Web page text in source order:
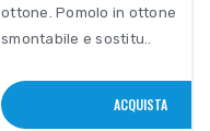
ottone. Pomolo in ottone
smontabile e sostitu..
ACQUISTA